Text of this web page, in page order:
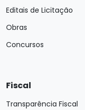
Editais de Licitação
Obras
Concursos
Fiscal
Transparência Fiscal